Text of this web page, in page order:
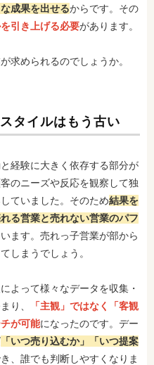
成果を出せるからです。その
引き上げる必要があります。
求められるのでしょうか。
タイルはもう古い
経験に大きく依存する部分が
のニーズや反応を観察して独
ていました。そのため結果を
る営業と売れない営業のパフ
ます。売れっ子営業が部から
しまうでしょう。
よって様々なデータを収集・
り、
「主観」ではなく「客観
が可能になったのです。デー
「いつ売り込むか」「いつ提案
、誰でも判断しやすくなりま